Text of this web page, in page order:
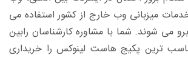
میزبانی وب خارج از کشور استفاده می
می شوند. شما با مشاوره کارشناسان رابین
ترین پکیج هاست لینوکس را خریداری